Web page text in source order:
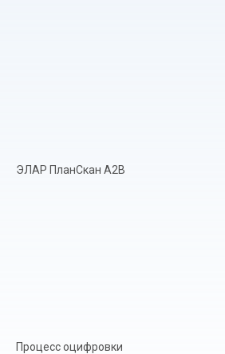
ЭЛАР ПланСкан А2В
Процесс оцифровки